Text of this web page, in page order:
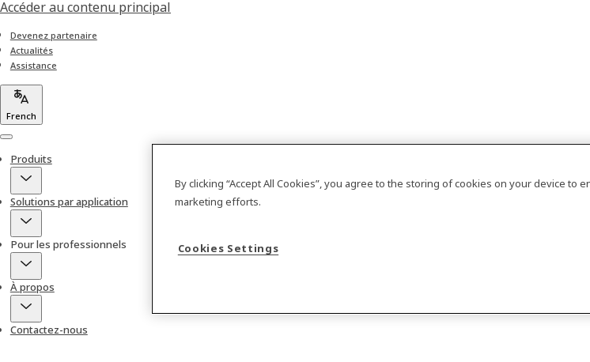
Accéder au contenu principal
Devenez partenaire
Actualités
Assistance
French
Menu
Produits
Solutions par application
Pour les professionnels
À propos
Contactez-nous
By clicking “Accept All Cookies”, you agree to the storing of cookies on your device to
marketing efforts.
Cookies Settings